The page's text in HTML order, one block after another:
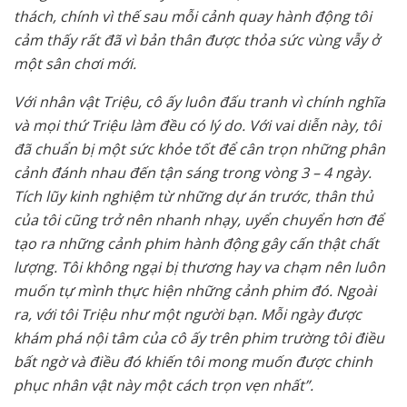
thách, chính vì thế sau mỗi cảnh quay hành động tôi
cảm thấy rất đã vì bản thân được thỏa sức vùng vẫy ở
một sân chơi mới.
Với nhân vật Triệu, cô ấy luôn đấu tranh vì chính nghĩa
và mọi thứ Triệu làm đều có lý do. Với vai diễn này, tôi
đã chuẩn bị một sức khỏe tốt để cân trọn những phân
cảnh đánh nhau đến tận sáng trong vòng 3 – 4 ngày.
Tích lũy kinh nghiệm từ những dự án trước, thân thủ
của tôi cũng trở nên nhanh nhạy, uyển chuyển hơn để
tạo ra những cảnh phim hành động gây cấn thật chất
lượng. Tôi không ngại bị thương hay va chạm nên luôn
muốn tự mình thực hiện những cảnh phim đó. Ngoài
ra, với tôi Triệu như một người bạn. Mỗi ngày được
khám phá nội tâm của cô ấy trên phim trường tôi điều
bất ngờ và điều đó khiến tôi mong muốn được chinh
phục nhân vật này một cách trọn vẹn nhất”.